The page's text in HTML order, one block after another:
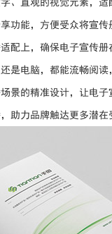
、直观的视觉元素，适
功能，方便受众将宣传
配上，确保电子宣传册
是电脑，都能流畅阅读
景的精准设计，让电子
助力品牌触达更多潜在